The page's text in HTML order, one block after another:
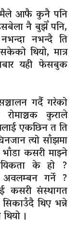
मैले आफै कुनै पनि
नै बुझेँ पनि,
नभन्दै ति
थियो, मात्र
यही फेसबुक
गर्दै गरेको
रोमाञ्चक कुराले
एकछिन त ति
त्यो साँझमा
कसरी माझ्ने
के हो ?
अवलम्बन गर्ने ?
कसरी संस्थागत
थिए भन्ने
।